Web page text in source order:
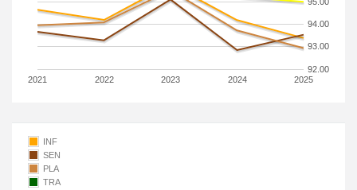
2021 2022 2023 2024 2025
92.00
93.00
94.00
INF
SEN
PLA
TRA